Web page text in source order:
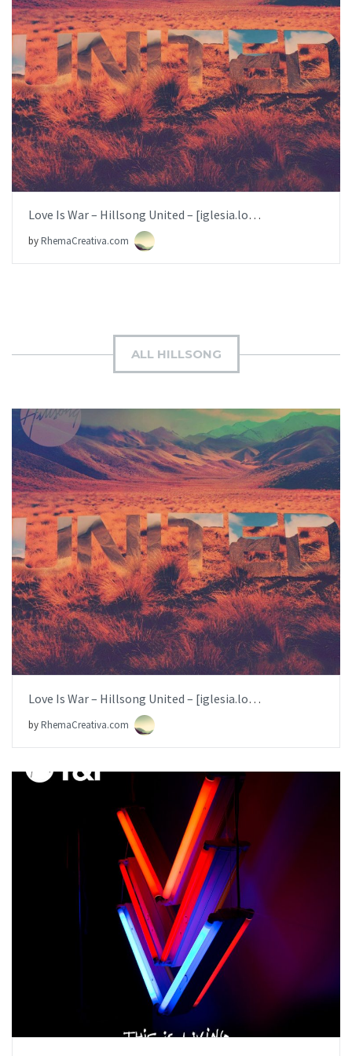
BUY NOW
ITEM PRICE:$6.99
Love Is War – Hillsong United – [iglesia.local]
byRhemaCreativa.com
ALL HILLSONG
BUY NOW
ITEM PRICE:$6.99
Love Is War – Hillsong United – [iglesia.local]
byRhemaCreativa.com
AÑADIR AL PEDIDO
ITEM PRICE:$19.99